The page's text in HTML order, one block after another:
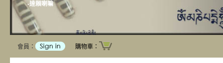
-達賴喇嘛
會員： 購物車：